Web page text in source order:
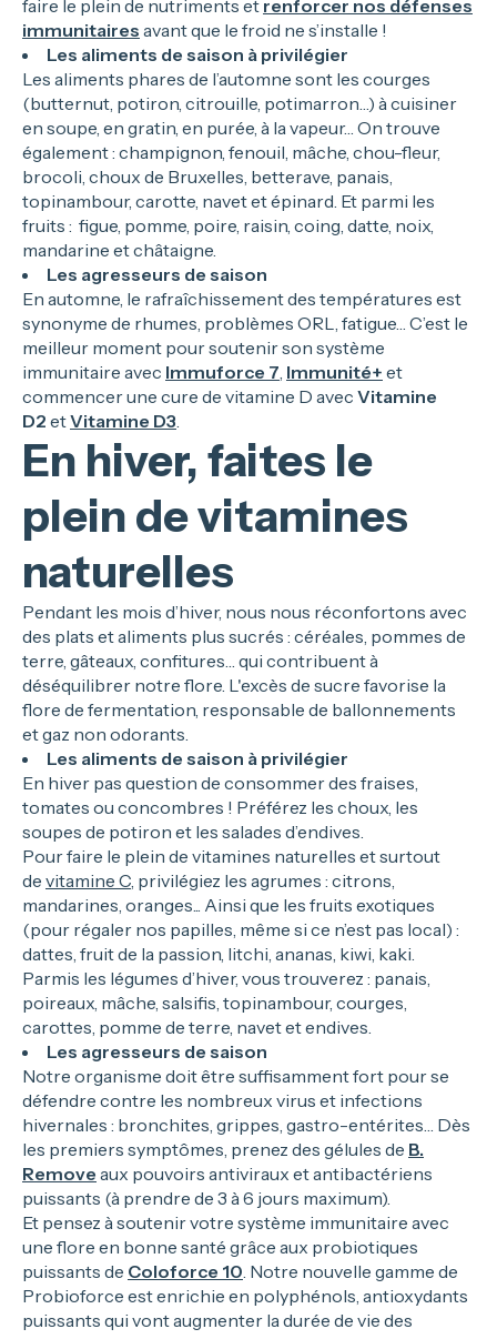
faire le plein de nutriments et renforcer nos défenses
immunitaires avant que le froid ne s’installe !
Les aliments de saison à privilégier
Les aliments phares de l’automne sont les courges
(butternut, potiron, citrouille, potimarron…) à cuisiner
en soupe, en gratin, en purée, à la vapeur… On trouve
également : champignon, fenouil, mâche, chou-fleur,
brocoli, choux de Bruxelles, betterave, panais,
topinambour, carotte, navet et épinard. Et parmi les
fruits : figue, pomme, poire, raisin, coing, datte, noix,
mandarine et châtaigne.
Les agresseurs de saison
En automne, le rafraîchissement des températures est
synonyme de rhumes, problèmes ORL, fatigue… C’est le
meilleur moment pour soutenir son système
immunitaire avec Immuforce 7, Immunité+ et
commencer une cure de vitamine D avec Vitamine
D2 etVitamine D3.
En hiver, faites le
plein de vitamines
naturelles
Pendant les mois d’hiver, nous nous réconfortons avec
des plats et aliments plus sucrés : céréales, pommes de
terre, gâteaux, confitures… qui contribuent à
déséquilibrer notre flore. L'excès de sucre favorise la
flore de fermentation, responsable de ballonnements
et gaz non odorants.
Les aliments de saison à privilégier
En hiver pas question de consommer des fraises,
tomates ou concombres ! Préférez les choux, les
soupes de potiron et les salades d’endives.
Pour faire le plein de vitamines naturelles et surtout
de vitamine C, privilégiez les agrumes : citrons,
mandarines, oranges... Ainsi que les fruits exotiques
(pour régaler nos papilles, même si ce n’est pas local) :
dattes, fruit de la passion, litchi, ananas, kiwi, kaki.
Parmis les légumes d’hiver, vous trouverez : panais,
poireaux, mâche, salsifis, topinambour, courges,
carottes, pomme de terre, navet et endives.
Les agresseurs de saison
Notre organisme doit être suffisamment fort pour se
défendre contre les nombreux virus et infections
hivernales : bronchites, grippes, gastro-entérites… Dès
les premiers symptômes, prenez des gélules de B.
Remove aux pouvoirs antiviraux et antibactériens
puissants (à prendre de 3 à 6 jours maximum).
Et pensez à soutenir votre système immunitaire avec
une flore en bonne santé grâce aux probiotiques
puissants de Coloforce 10. Notre nouvelle gamme de
Probioforce est enrichie en polyphénols, antioxydants
puissants qui vont augmenter la durée de vie des